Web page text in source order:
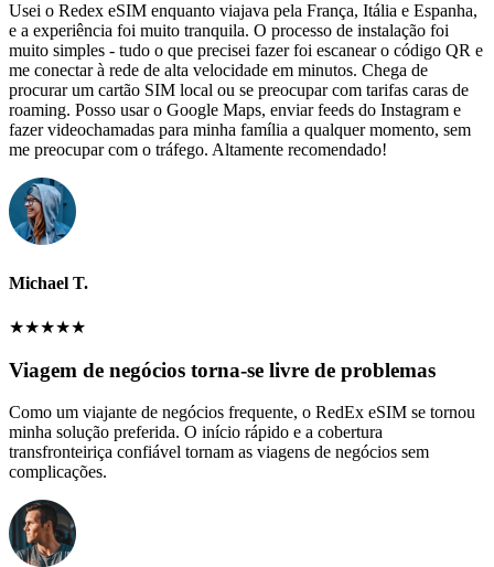
Usei o Redex eSIM enquanto viajava pela França, Itália e Espanha,
e a experiência foi muito tranquila. O processo de instalação foi
muito simples - tudo o que precisei fazer foi escanear o código QR e
me conectar à rede de alta velocidade em minutos. Chega de
procurar um cartão SIM local ou se preocupar com tarifas caras de
roaming. Posso usar o Google Maps, enviar feeds do Instagram e
fazer videochamadas para minha família a qualquer momento, sem
me preocupar com o tráfego. Altamente recomendado!
Michael T.
★★★★★
Viagem de negócios torna-se livre de problemas
Como um viajante de negócios frequente, o RedEx eSIM se tornou
minha solução preferida. O início rápido e a cobertura
transfronteiriça confiável tornam as viagens de negócios sem
complicações.